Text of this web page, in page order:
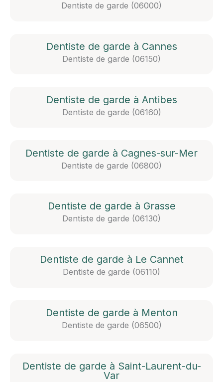
Dentiste de garde (06000)
Dentiste de garde à Cannes
Dentiste de garde (06150)
Dentiste de garde à Antibes
Dentiste de garde (06160)
Dentiste de garde à Cagnes-sur-Mer
Dentiste de garde (06800)
Dentiste de garde à Grasse
Dentiste de garde (06130)
Dentiste de garde à Le Cannet
Dentiste de garde (06110)
Dentiste de garde à Menton
Dentiste de garde (06500)
Dentiste de garde à Saint-Laurent-du-
Var